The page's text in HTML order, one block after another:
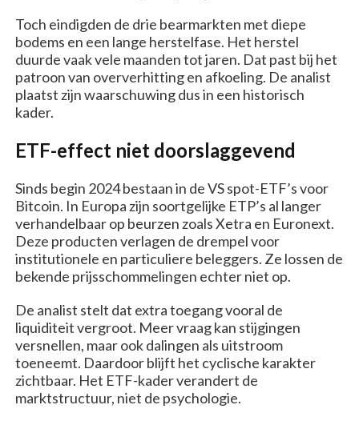
Toch eindigden de drie bearmarkten met diepe
bodems en een lange herstelfase. Het herstel
duurde vaak vele maanden tot jaren. Dat past bij het
patroon van oververhitting en afkoeling. De analist
plaatst zijn waarschuwing dus in een historisch
kader.
ETF-effect niet doorslaggevend
Sinds begin 2024 bestaan in de VS spot-ETF’s voor
Bitcoin. In Europa zijn soortgelijke ETP’s al langer
verhandelbaar op beurzen zoals Xetra en Euronext.
Deze producten verlagen de drempel voor
institutionele en particuliere beleggers. Ze lossen de
bekende prijsschommelingen echter niet op.
De analist stelt dat extra toegang vooral de
liquiditeit vergroot. Meer vraag kan stijgingen
versnellen, maar ook dalingen als uitstroom
toeneemt. Daardoor blijft het cyclische karakter
zichtbaar. Het ETF-kader verandert de
marktstructuur, niet de psychologie.